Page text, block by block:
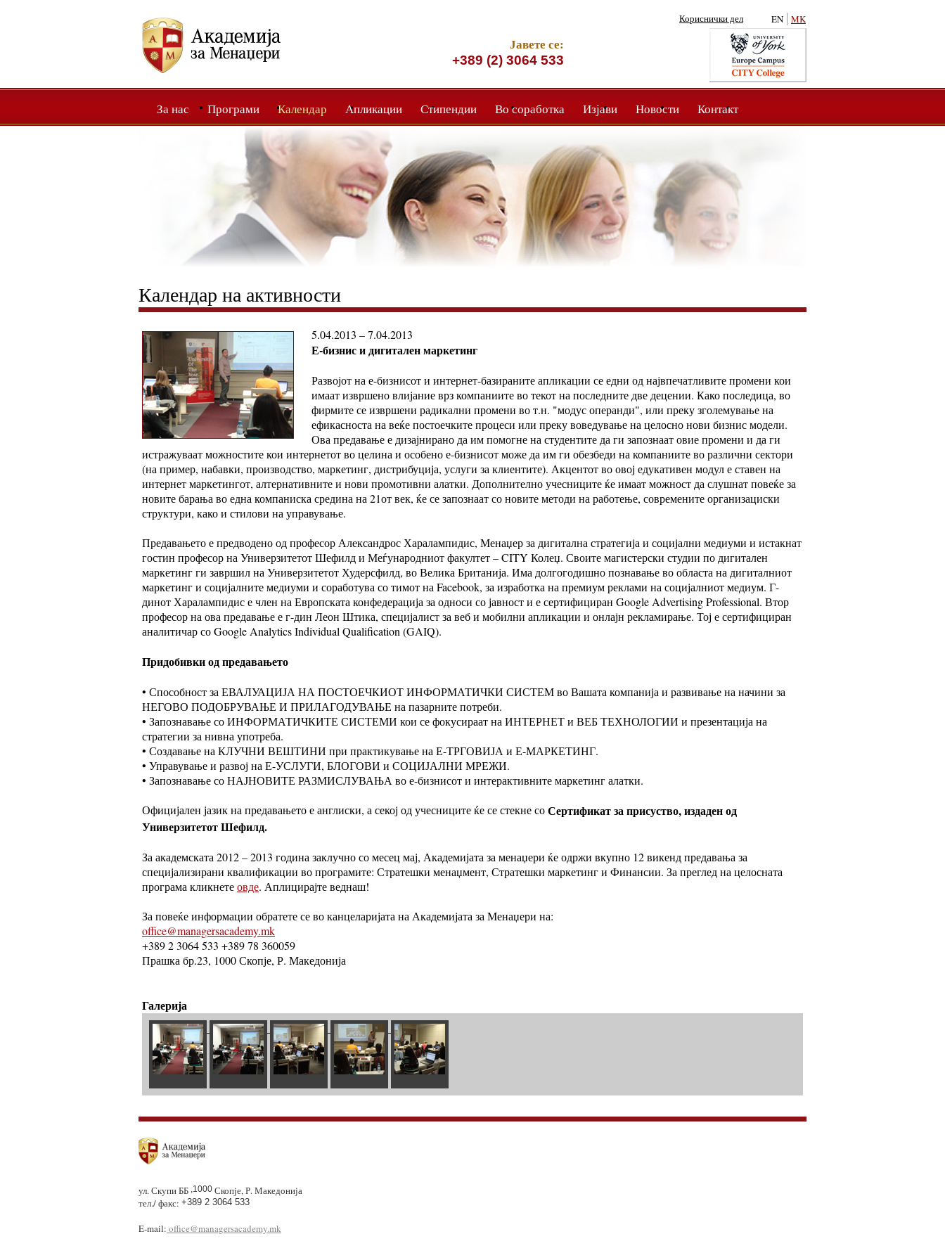
Јавете се:
+389 (2) 3064 533
Кориснички дел MK
EN
За нас Програми Календар Апликации Стипендии Во соработка Изјави Новости Контакт
Календар на активности
5.04.2013 – 7.04.2013
Е-бизнис и дигитален маркетинг
Развојот на е-бизнисот и интернет-базираните апликации се едни од највпечатливите промени кои
имаат извршено влијание врз компаниите во текот на последните две децении. Како последица, во
фирмите се извршени радикални промени во т.н. "модус операнди", или преку зголемување на
ефикасноста на веќе постоечките процеси или преку воведување на целосно нови бизнис модели.
Ова предавање е дизајнирано да им помогне на студентите да ги запознаат овие промени и да ги
истражуваат можностите кои интернетот во целина и особено е-бизнисот може да им ги обезбеди на компаниите во различни сектори
(на пример, набавки, производство, маркетинг, дистрибуција, услуги за клиентите). Акцентот во овој едукативен модул е ставен на
интернет маркетингот, алтернативните и нови промотивни алатки. Дополнително учесниците ќе имаат можност да слушнат повеќе за
новите барања во една компаниска средина на 21от век, ќе се запознаат со новите методи на работење, современите организациски
структури, како и стилови на управување.
Предавањето е предводено од професор Александрос Харалампидис, Менаџер за дигитална стратегија и социјални медиуми и истакнат
гостин професор на Универзитетот Шефилд и Меѓународниот факултет – CITY Колеџ. Своите магистерски студии по дигитален
маркетинг ги завршил на Универзитетот Худерсфилд, во Велика Британија. Има долгогодишно познавање во областа на дигиталниот
маркетинг и социјалните медиуми и соработува со тимот на Facebook, за изработка на премиум реклами на социјалниот медиум. Г-
динот Харалампидис е член на Европската конфедерација за односи со јавност и е сертифициран Google Advertising Professional. Втор
професор на ова предавање е г-дин Леон Штика, специјалист за веб и мобилни апликации и онлајн рекламирање. Тој е сертифициран
аналитичар со Google Analytics Individual Qualification (GAIQ).
Придобивки од предавањето
• Способност за ЕВАЛУАЦИЈА НА ПОСТОЕЧКИОТ ИНФОРМАТИЧКИ СИСТЕМ во Вашата компанија и развивање на начини за
НЕГОВО ПОДОБРУВАЊЕ И ПРИЛАГОДУВАЊЕ на пазарните потреби.
• Запознавање со ИНФОРМАТИЧКИТЕ СИСТЕМИ кои се фокусираат на ИНТЕРНЕТ и ВЕБ ТЕХНОЛОГИИ и презентација на
стратегии за нивна употреба.
• Создавање на КЛУЧНИ ВЕШТИНИ при практикување на Е-ТРГОВИЈА и Е-МАРКЕТИНГ.
• Управување и развој на Е-УСЛУГИ, БЛОГОВИ и СОЦИЈАЛНИ МРЕЖИ.
• Запознавање со НАЈНОВИТЕ РАЗМИСЛУВАЊА во е-бизнисот и интерактивните маркетинг алатки.
Официјален јазик на предавањето е англиски, а секој од учесниците ќе се стекне соСертификат за присуство, издаден од
Универзитетот Шефилд.
За академската 2012 – 2013 година заклучно со месец мај, Академијата за менаџери ќе одржи вкупно 12 викенд предавања за
специјализирани квалификации во програмите: Стратешки менаџмент, Стратешки маркетинг и Финансии. За преглед на целосната
програма кликнетеовде. Аплицирајте веднаш!
За повеќе информации обратете се во канцеларијата на Академијата за Менаџери на:
office@managersacademy.mk
+389 2 3064 533 +389 78 360059
Прашка бр.23, 1000 Скопје, Р. Македонија
Галерија
ул. Скупи ББ ,1000 Скопје, Р. Македонија
тел./ факс: +389 2 3064 533
E-mail: office@managersacademy.mk